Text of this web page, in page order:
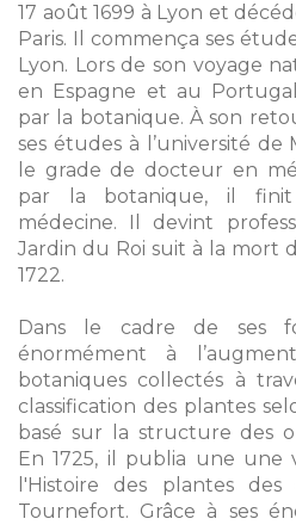
17 août 1699 à Lyon et
Paris. Il commença ses
Lyon. Lors de son voyage
en Espagne et au
par la botanique. À son
ses études à l’université
le grade de docteur en
par la botanique, il
médecine. Il devint
Jardin du Roi suit à la mort
1722.
Dans le cadre de ses
énormément à
botaniques collectés à
classification des plantes
basé sur la structure des
En 1725, il publia une une
l'Histoire des plantes
Tournefort. Grâce à ses